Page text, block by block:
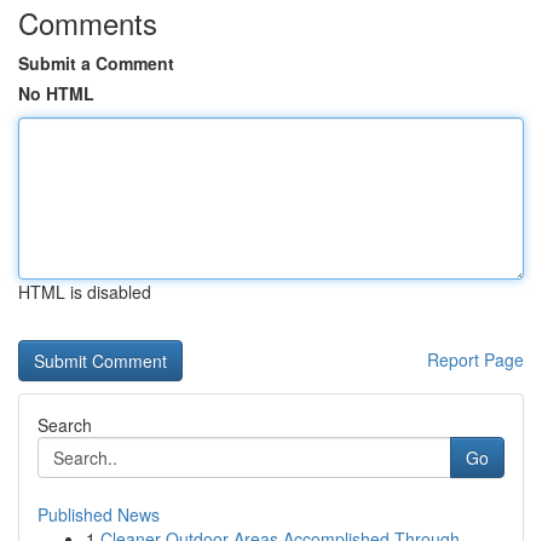
Comments
Submit a Comment
No HTML
HTML is disabled
Report Page
Search
Go
Published News